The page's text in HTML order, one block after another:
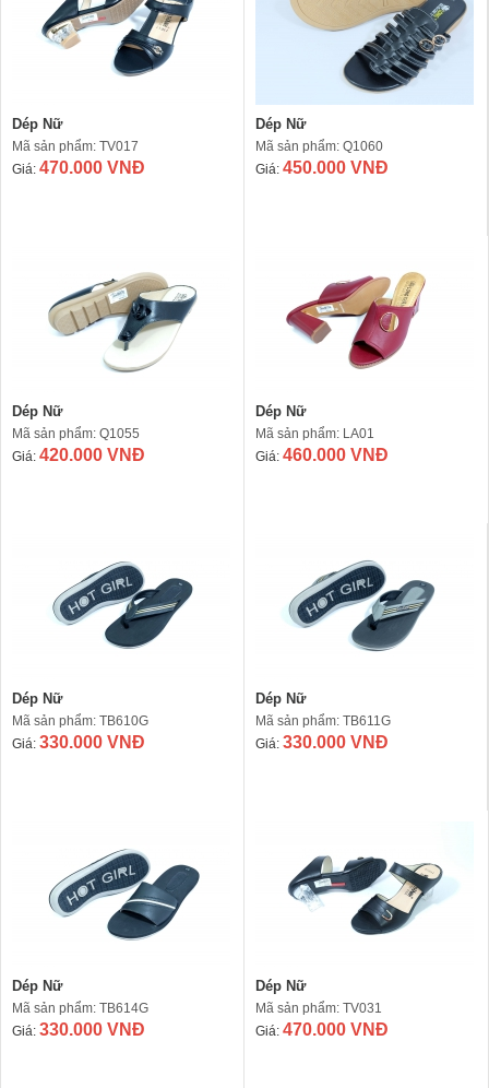
Dép Nữ
Mã sản phẩm: TV017
Giá: 470.000 VNĐ
Dép Nữ
Mã sản phẩm: Q1060
Giá: 450.000 VNĐ
Dép Nữ
Mã sản phẩm: Q1055
Giá: 420.000 VNĐ
Dép Nữ
Mã sản phẩm: LA01
Giá: 460.000 VNĐ
Dép Nữ
Mã sản phẩm: TB610G
Giá: 330.000 VNĐ
Dép Nữ
Mã sản phẩm: TB611G
Giá: 330.000 VNĐ
Dép Nữ
Mã sản phẩm: TB614G
Giá: 330.000 VNĐ
Dép Nữ
Mã sản phẩm: TV031
Giá: 470.000 VNĐ